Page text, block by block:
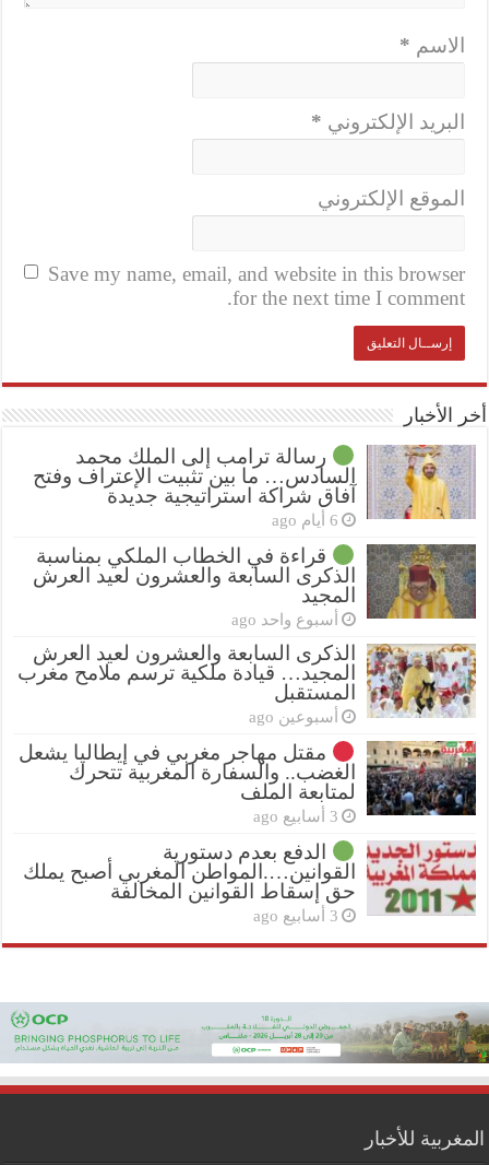
الاسم *
البريد الإلكتروني *
الموقع الإلكتروني
Save my name, email, and website in this browser
for the next time I comment.
أخر الأخبار
رسالة ترامب إلى الملك محمد
السادس… ما بين تثبيت الإعتراف وفتح
آفاق شراكة استراتيجية جديدة
6 أيام ago
قراءة في الخطاب الملكي بمناسبة
الذكرى السابعة والعشرون لعيد العرش
المجيد
أسبوع واحد ago
الذكرى السابعة والعشرون لعيد العرش
المجيد… قيادة ملكية ترسم ملامح مغرب
المستقبل
أسبوعين ago
مقتل مهاجر مغربي في إيطاليا يشعل
الغضب.. والسفارة المغربية تتحرك
لمتابعة الملف
3 أسابيع ago
الدفع بعدم دستورية
القوانين….المواطن المغربي أصبح يملك
حق إسقاط القوانين المخالفة
3 أسابيع ago
المغربية للأخبار